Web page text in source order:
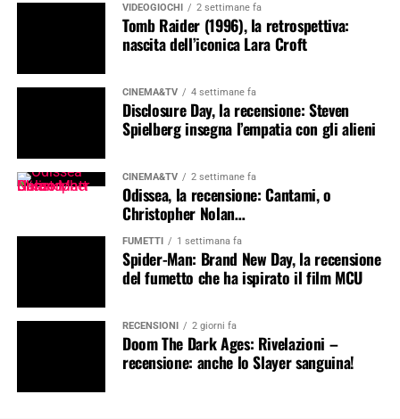
VIDEOGIOCHI 2 settimane fa
Tomb Raider (1996), la retrospettiva:
nascita dell’iconica Lara Croft
CINEMA&TV 4 settimane fa
Disclosure Day, la recensione: Steven
Spielberg insegna l’empatia con gli alieni
CINEMA&TV 2 settimane fa
Odissea, la recensione: Cantami, o
Christopher Nolan…
FUMETTI 1 settimana fa
Spider-Man: Brand New Day, la recensione
del fumetto che ha ispirato il film MCU
RECENSIONI 2 giorni fa
Doom The Dark Ages: Rivelazioni –
recensione: anche lo Slayer sanguina!